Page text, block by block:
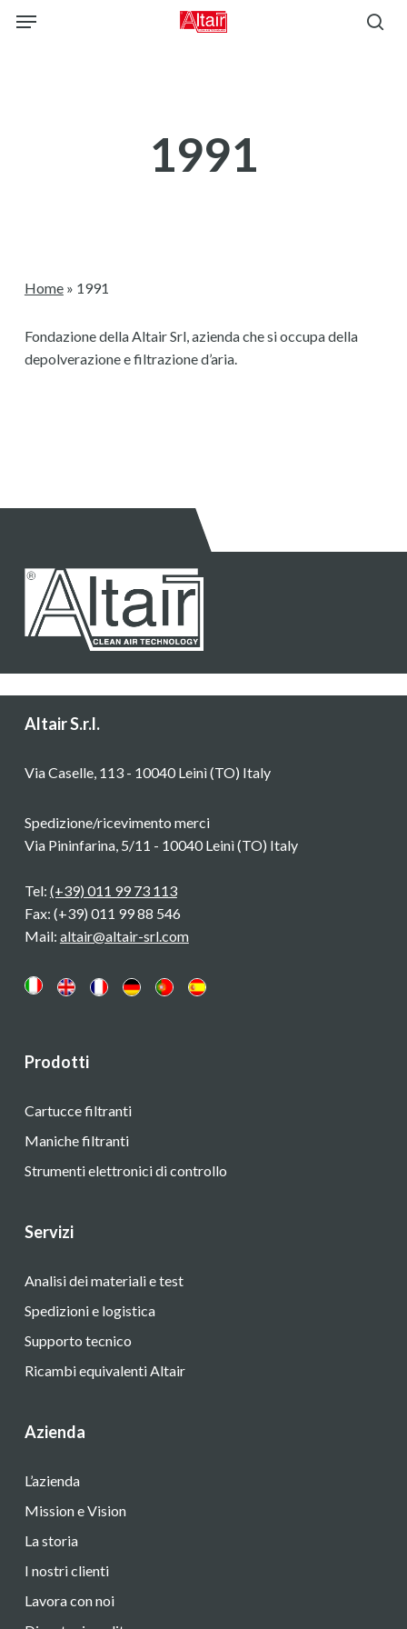
Menu
1991
Home» 1991
Fondazione della Altair Srl, azienda che si occupa della
depolverazione e filtrazione d’aria.
Altair S.r.l.
Via Caselle, 113 - 10040 Leinì (TO) Italy
Spedizione/ricevimento merci
Via Pininfarina, 5/11 - 10040 Leinì (TO) Italy
Tel: (+39) 011 99 73 113
Fax: (+39) 011 99 88 546
Mail: altair@altair-srl.com
Prodotti
Cartucce filtranti
Maniche filtranti
Strumenti elettronici di controllo
Servizi
Analisi dei materiali e test
Spedizioni e logistica
Supporto tecnico
Ricambi equivalenti Altair
Azienda
L’azienda
Mission e Vision
La storia
I nostri clienti
Lavora con noi